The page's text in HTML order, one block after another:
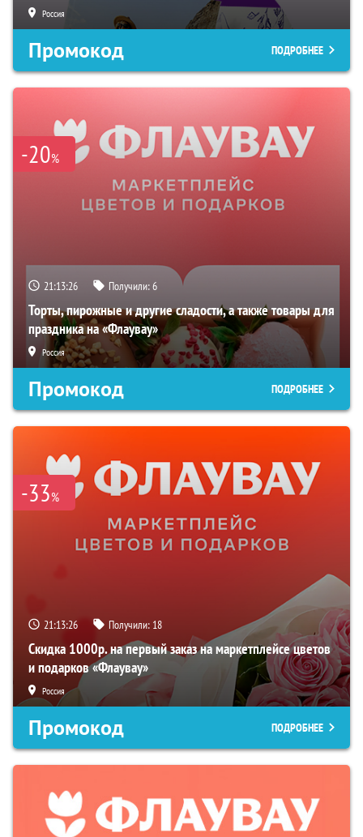
Россия
Промокод ПОДРОБНЕЕ
-20%
21:13:25 Получили:6
Торты, пирожные и другие сладости, а также товары для
праздника на «Флаувау»
Россия
Промокод ПОДРОБНЕЕ
-33%
21:13:25 Получили: 18
Скидка 1000р. на первый заказ на маркетплейсе цветов
и подарков «Флаувау»
Россия
Промокод ПОДРОБНЕЕ